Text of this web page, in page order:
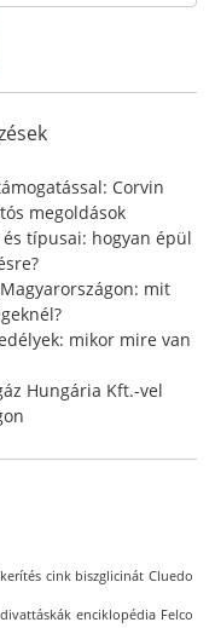
Corvin
megoldások
típusai: hogyan épül
mit
mikor mire van
Hungária Kft.-vel
cink biszglicinát Cluedo
divattáskák enciklopédia Felco